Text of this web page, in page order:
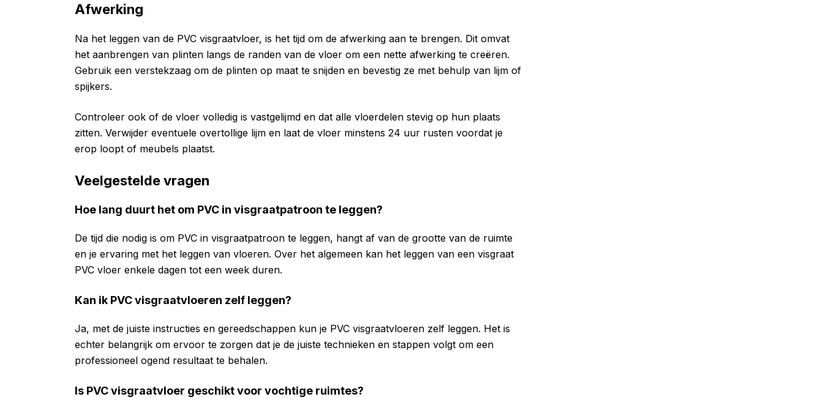
Afwerking
Na het leggen van de PVC visgraatvloer, is het tijd om de afwerking aan te brengen. Dit omvat
het aanbrengen van plinten langs de randen van de vloer om een nette afwerking te creëren.
Gebruik een verstekzaag om de plinten op maat te snijden en bevestig ze met behulp van lijm of
spijkers.
Controleer ook of de vloer volledig is vastgelijmd en dat alle vloerdelen stevig op hun plaats
zitten. Verwijder eventuele overtollige lijm en laat de vloer minstens 24 uur rusten voordat je
erop loopt of meubels plaatst.
Veelgestelde vragen
Hoe lang duurt het om PVC in visgraatpatroon te leggen?
De tijd die nodig is om PVC in visgraatpatroon te leggen, hangt af van de grootte van de ruimte
en je ervaring met het leggen van vloeren. Over het algemeen kan het leggen van een visgraat
PVC vloer enkele dagen tot een week duren.
Kan ik PVC visgraatvloeren zelf leggen?
Ja, met de juiste instructies en gereedschappen kun je PVC visgraatvloeren zelf leggen. Het is
echter belangrijk om ervoor te zorgen dat je de juiste technieken en stappen volgt om een
professioneel ogend resultaat te behalen.
Is PVC visgraatvloer geschikt voor vochtige ruimtes?